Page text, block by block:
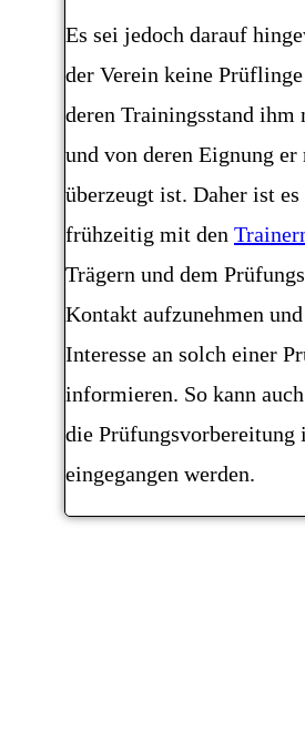
Es sei jedoch darauf
der Verein keine
deren Trainingsstand ihm
und von deren Eignung er
überzeugt ist. Daher ist es
frühzeitig mit den
Trägern und dem
Kontakt aufzunehmen
Interesse an solch einer
informieren. So kann
die Prüfungsvorbereitung
eingegangen werden.